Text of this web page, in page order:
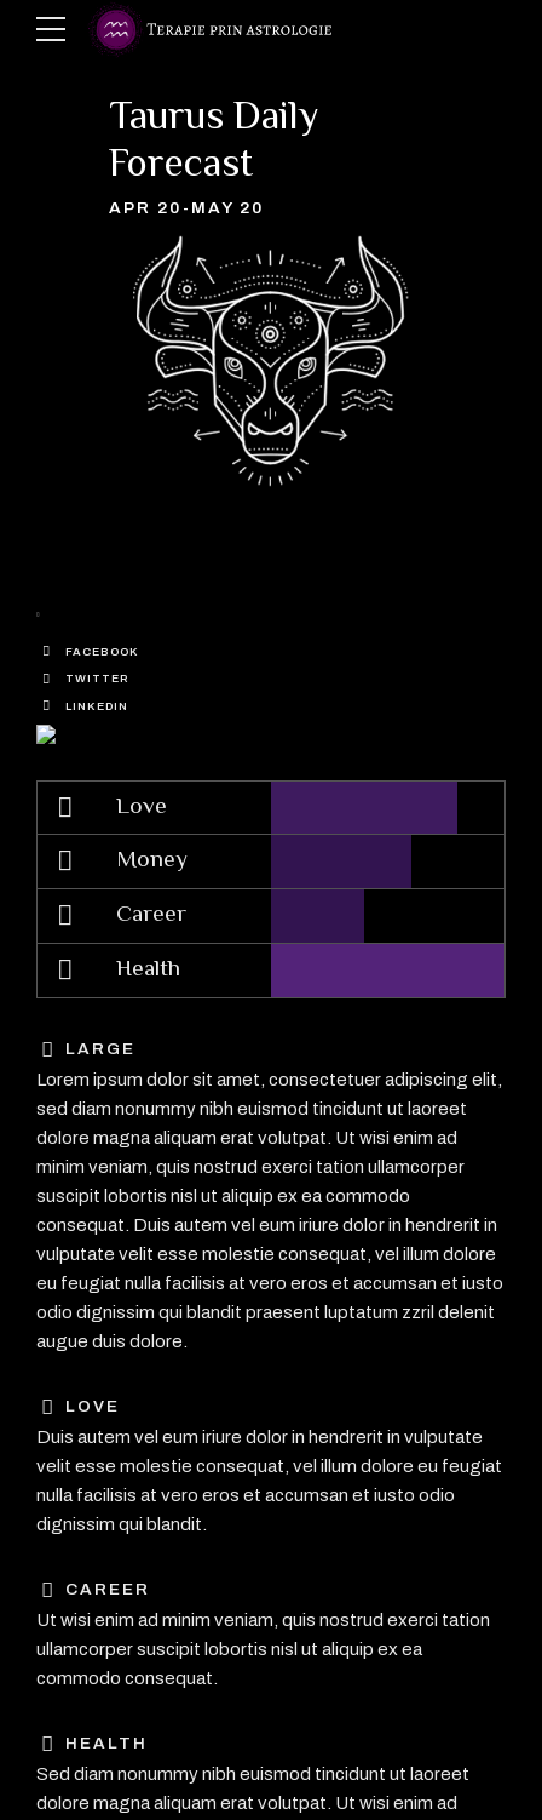
Taurus Daily
Forecast
APR 20-MAY 20
FACEBOOK
TWITTER
LINKEDIN
Love
Money
Career
Health
LARGE
Lorem ipsum dolor sit amet, consectetuer adipiscing elit,
sed diam nonummy nibh euismod tincidunt ut laoreet
dolore magna aliquam erat volutpat. Ut wisi enim ad
minim veniam, quis nostrud exerci tation ullamcorper
suscipit lobortis nisl ut aliquip ex ea commodo
consequat. Duis autem vel eum iriure dolor in hendrerit in
vulputate velit esse molestie consequat, vel illum dolore
eu feugiat nulla facilisis at vero eros et accumsan et iusto
odio dignissim qui blandit praesent luptatum zzril delenit
augue duis dolore.
LOVE
Duis autem vel eum iriure dolor in hendrerit in vulputate
velit esse molestie consequat, vel illum dolore eu feugiat
nulla facilisis at vero eros et accumsan et iusto odio
dignissim qui blandit.
CAREER
Ut wisi enim ad minim veniam, quis nostrud exerci tation
ullamcorper suscipit lobortis nisl ut aliquip ex ea
commodo consequat.
HEALTH
Sed diam nonummy nibh euismod tincidunt ut laoreet
dolore magna aliquam erat volutpat. Ut wisi enim ad